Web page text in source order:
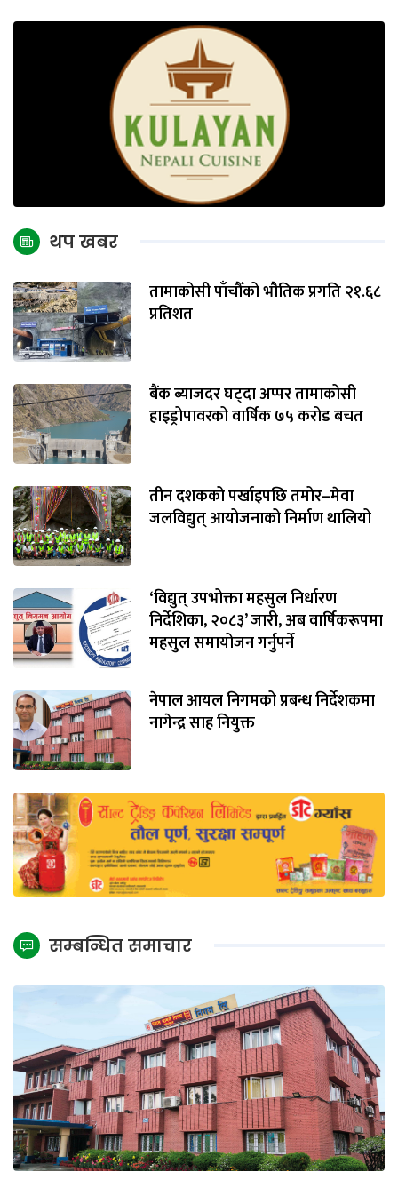
थप खबर
तामाकोसी पाँचौँको भौतिक प्रगति २१.६८
प्रतिशत
बैंक ब्याजदर घट्दा अप्पर तामाकोसी
हाइड्रोपावरको वार्षिक ७५ करोड बचत
तीन दशकको पर्खाइपछि तमोर–मेवा
जलविद्युत् आयोजनाको निर्माण थालियो
‘विद्युत् उपभोक्ता महसुल निर्धारण
निर्देशिका, २०८३’ जारी, अब वार्षिकरूपमा
महसुल समायोजन गर्नुपर्ने
नेपाल आयल निगमको प्रबन्ध निर्देशकमा
नागेन्द्र साह नियुक्त
सम्बन्धित समाचार